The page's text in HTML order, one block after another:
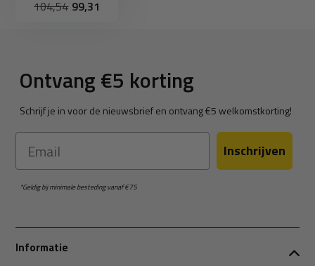
104,54 99,31
Ontvang €5 korting
Schrijf je in voor de nieuwsbrief en ontvang €5 welkomstkorting!
Email Inschrijven
*Geldig bij minimale besteding vanaf €75
Informatie